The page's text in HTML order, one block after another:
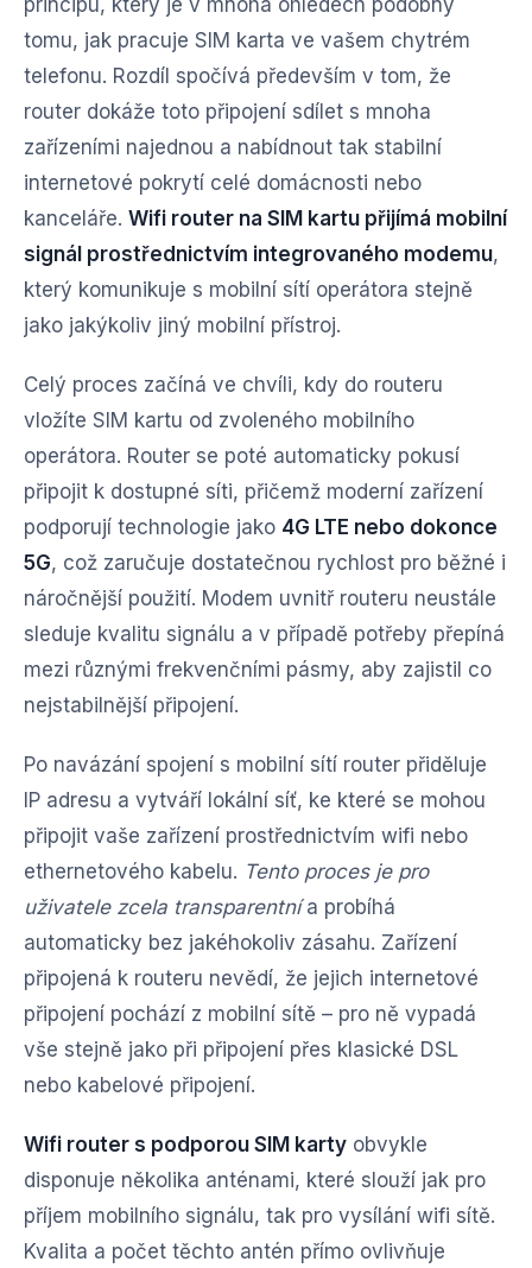
principu, který je v mnoha ohledech podobný
tomu, jak pracuje SIM karta ve vašem chytrém
telefonu. Rozdíl spočívá především v tom, že
router dokáže toto připojení sdílet s mnoha
zařízeními najednou a nabídnout tak stabilní
internetové pokrytí celé domácnosti nebo
kanceláře. Wifi router na SIM kartu přijímá mobilní
signál prostřednictvím integrovaného modemu,
který komunikuje s mobilní sítí operátora stejně
jako jakýkoliv jiný mobilní přístroj.
Celý proces začíná ve chvíli, kdy do routeru
vložíte SIM kartu od zvoleného mobilního
operátora. Router se poté automaticky pokusí
připojit k dostupné síti, přičemž moderní zařízení
podporují technologie jako 4G LTE nebo dokonce
5G, což zaručuje dostatečnou rychlost pro běžné i
náročnější použití. Modem uvnitř routeru neustále
sleduje kvalitu signálu a v případě potřeby přepíná
mezi různými frekvenčními pásmy, aby zajistil co
nejstabilnější připojení.
Po navázání spojení s mobilní sítí router přiděluje
IP adresu a vytváří lokální síť, ke které se mohou
připojit vaše zařízení prostřednictvím wifi nebo
ethernetového kabelu. Tento proces je pro
uživatele zcela transparentnía probíhá
automaticky bez jakéhokoliv zásahu. Zařízení
připojená k routeru nevědí, že jejich internetové
připojení pochází z mobilní sítě – pro ně vypadá
vše stejně jako při připojení přes klasické DSL
nebo kabelové připojení.
Wifi router s podporou SIM karty obvykle
disponuje několika anténami, které slouží jak pro
příjem mobilního signálu, tak pro vysílání wifi sítě.
Kvalita a počet těchto antén přímo ovlivňuje